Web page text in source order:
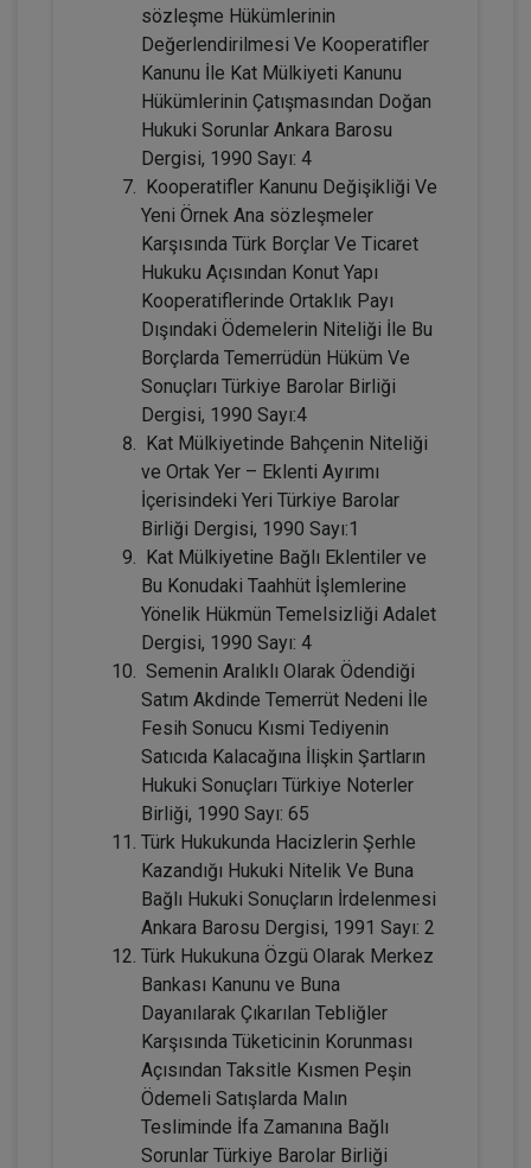
IV. Medeni Hukuk Kongresi - Tüm
Oturumlar (11 Oturum)
2160
Sepete Ekle
Tüketici Hukuku Enstitüsü
Miras Hukuku - 2 - IV. Medeni Hukuk
Kongresi - X. Oturum
360 TL Sepete Ekle
Tüketici Hukuku Enstitüsü
Fütürist Hukuk - IV. Medeni Hukuk
Kongresi - XI. Oturum
360 TL Sepete Ekle
sözleşme Hükümlerinin
Değerlendirilmesi Ve Kooperatifler
Kanunu İle Kat Mülkiyeti Kanunu
Hükümlerinin Çatışmasından Doğan
Hukuki Sorunlar Ankara Barosu
Dergisi, 1990 Sayı: 4
Kooperatifler Kanunu Değişikliği Ve
Yeni Örnek Ana sözleşmeler
Karşısında Türk Borçlar Ve Ticaret
Hukuku Açısından Konut Yapı
Kooperatiflerinde Ortaklık Payı
Dışındaki Ödemelerin Niteliği İle Bu
Borçlarda Temerrüdün Hüküm Ve
Sonuçları Türkiye Barolar Birliği
Dergisi, 1990 Sayı:4
Kat Mülkiyetinde Bahçenin Niteliği
ve Ortak Yer – Eklenti Ayırımı
İçerisindeki Yeri Türkiye Barolar
Birliği Dergisi, 1990 Sayı:1
Kat Mülkiyetine Bağlı Eklentiler ve
Bu Konudaki Taahhüt İşlemlerine
Yönelik Hükmün Temelsizliği Adalet
Dergisi, 1990 Sayı: 4
Semenin Aralıklı Olarak Ödendiği
Satım Akdinde Temerrüt Nedeni İle
Fesih Sonucu Kısmi Tediyenin
Satıcıda Kalacağına İlişkin Şartların
Hukuki Sonuçları Türkiye Noterler
Birliği, 1990 Sayı: 65
Türk Hukukunda Hacizlerin Şerhle
Kazandığı Hukuki Nitelik Ve Buna
Bağlı Hukuki Sonuçların İrdelenmesi
Ankara Barosu Dergisi, 1991 Sayı: 2
Türk Hukukuna Özgü Olarak Merkez
Bankası Kanunu ve Buna
Dayanılarak Çıkarılan Tebliğler
Karşısında Tüketicinin Korunması
Açısından Taksitle Kısmen Peşin
Ödemeli Satışlarda Malın
Tesliminde İfa Zamanına Bağlı
Sorunlar Türkiye Barolar Birliği